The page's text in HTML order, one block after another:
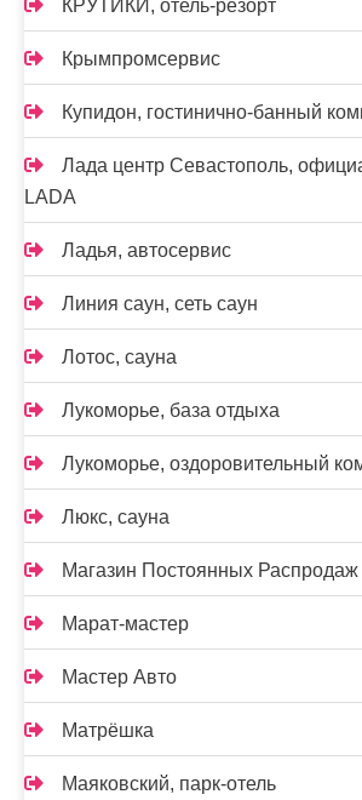
КРУТИКИ, отель-резорт
Крымпромсервис
Купидон, гостинично-банный
Лада центр Севастополь,
LADA
Ладья, автосервис
Линия саун, сеть саун
Лотос, сауна
Лукоморье, база отдыха
Лукоморье, оздоровительный
Люкс, сауна
Магазин Постоянных Распродаж
Марат-мастер
Мастер Авто
Матрёшка
Маяковский, парк-отель